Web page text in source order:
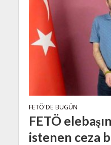
FETÖ'DE BUGÜN
FETÖ
istenen ceza